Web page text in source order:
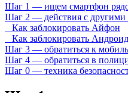
Шаг 1 — ищем смартфон
Шаг 2 — действия с другими
Как заблокировать Айфон
Как заблокировать Андроид
Шаг 3 — обратиться к
Шаг 4 — обратиться в
Шаг 0 — техника